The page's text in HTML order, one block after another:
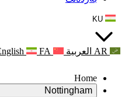
KU
AR العربية FA
Home
Nottingham